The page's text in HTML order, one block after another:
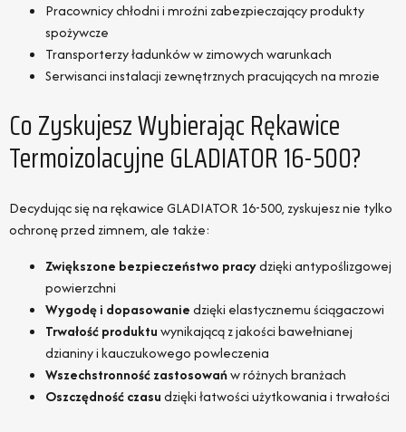
Pracownicy chłodni i mroźni zabezpieczający produkty
spożywcze
Transporterzy ładunków w zimowych warunkach
Serwisanci instalacji zewnętrznych pracujących na mrozie
Co Zyskujesz Wybierając Rękawice
Termoizolacyjne GLADIATOR 16-500?
Decydując się na rękawice GLADIATOR 16-500, zyskujesz nie tylko
ochronę przed zimnem, ale także:
Zwiększone bezpieczeństwo pracydzięki antypoślizgowej
powierzchni
Wygodę i dopasowaniedzięki elastycznemu ściągaczowi
Trwałość produktuwynikającą z jakości bawełnianej
dzianiny i kauczukowego powleczenia
Wszechstronność zastosowańw różnych branżach
Oszczędność czasudzięki łatwości użytkowania i trwałości